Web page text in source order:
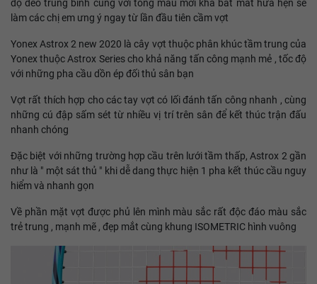
độ dẻo trung bình cùng với tông màu mới khá bắt mắt hứa hẹn sẽ
làm các chị em ưng ý ngay từ lần đầu tiên cầm vợt
Yonex Astrox 2 new 2020 là cây vợt thuộc phân khúc tầm trung của
Yonex thuộc Astrox Series cho khả năng tấn công mạnh mẻ , tốc độ
với những pha cầu dồn ép đối thủ sân bạn
Vợt rất thích hợp cho các tay vợt có lối đánh tấn công nhanh , cùng
những cú đập sấm sét từ nhiều vị trí trên sân để kết thúc trận đấu
nhanh chóng
Đặc biệt với những trường hợp cầu trên lưới tầm thấp, Astrox 2 gần
như là " một sát thủ " khi dễ dang thực hiện 1 pha kết thúc cầu nguy
hiểm và nhanh gọn
Về phần mặt vợt được phủ lên mình màu sắc rất độc đáo màu sắc
trẻ trung , mạnh mẽ , đẹp mắt cùng khung ISOMETRIC hình vuông